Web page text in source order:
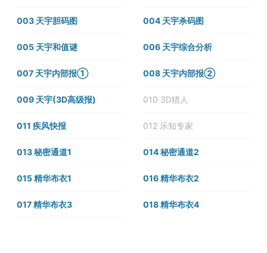
003 天宇胆码图 004 天宇杀码图
005 天宇和值谜 006 天宇综合分析
007 天宇内部报① 008 天宇内部报②
009 天宇(3D高级报) 010 3D猎人
011 疾风快报 012 乐知专家
013 秘密通道1 014 秘密通道2
015 精华布衣1 016 精华布衣2
017 精华布衣3 018 精华布衣4